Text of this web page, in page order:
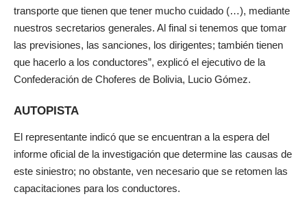
transporte que tienen que tener mucho cuidado (…), mediante
nuestros secretarios generales. Al final si tenemos que tomar
las previsiones, las sanciones, los dirigentes; también tienen
que hacerlo a los conductores”, explicó el ejecutivo de la
Confederación de Choferes de Bolivia, Lucio Gómez.
AUTOPISTA
El representante indicó que se encuentran a la espera del
informe oficial de la investigación que determine las causas de
este siniestro; no obstante, ven necesario que se retomen las
capacitaciones para los conductores.